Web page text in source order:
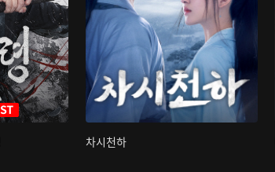
차시천하